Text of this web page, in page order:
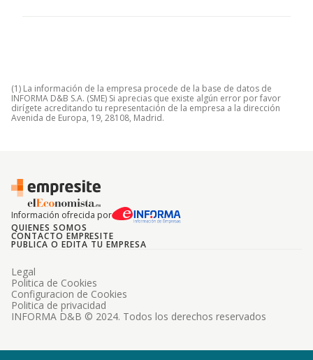
(1) La información de la empresa procede de la base de datos de
INFORMA D&B S.A. (SME) Si aprecias que existe algún error por favor
dirígete acreditando tu representación de la empresa a la dirección
Avenida de Europa, 19, 28108, Madrid.
Información ofrecida por
QUIENES SOMOS
CONTACTO EMPRESITE
PUBLICA O EDITA TU EMPRESA
INFORMA D&B © 2024. Todos los derechos reservados
Legal
Politica de Cookies
Configuracion de Cookies
Politica de privacidad